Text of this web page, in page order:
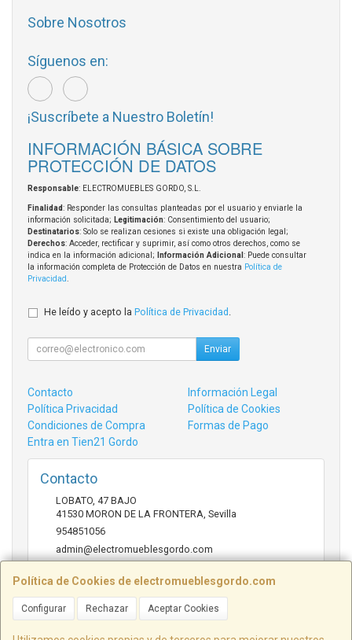
Política de Cookies de electromueblesgordo.com
Configurar Rechazar Aceptar Cookies
Sobre Nosotros
Síguenos en:
¡Suscríbete a Nuestro Boletín!
INFORMACIÓN BÁSICA SOBRE
PROTECCIÓN DE DATOS
Responsable: ELECTROMUEBLES GORDO, S.L.
Finalidad: Responder las consultas planteadas por el usuario y enviarle la
información solicitada; Legitimación: Consentimiento del usuario;
Destinatarios: Solo se realizan cesiones si existe una obligación legal;
Derechos: Acceder, rectificar y suprimir, así como otros derechos, como se
indica en la información adicional;
Información Adicional : Puede consultar
la información completa de Protección de Datos en nuestra Política de
Privacidad
He leído y acepto la Política de Privacidad .
Enviar
Contacto
Información Legal
Política Privacidad
Política de Cookies
Condiciones de Compra
Formas de Pago
Entra en Tien21 Gordo
Contacto
LOBATO, 47 BAJO
41530 MORON DE LA FRONTERA, Sevilla
954851056
admin@electromueblesgordo.com
Horario
cerrado.